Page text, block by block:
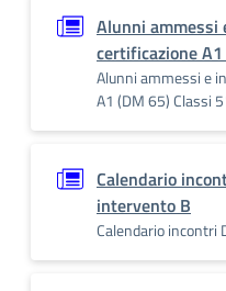
Alunni ammessi
certificazione
Alunni ammessi e
A1 (DM 65) Classi
Calendario
intervento B
Calendario incontri